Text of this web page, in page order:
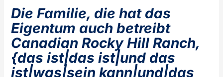
Die Familie, die hat das
Eigentum auch betreibt
Canadian Rocky Hill Ranch,
{das ist|das ist|und das
ist|was|sein kann|und|das